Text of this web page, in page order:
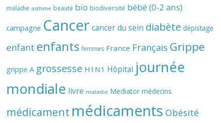
maladie asthme beauté bio biodiversité bébé (0-2 ans)
campagne Cancer cancer du sein diabète dépistage
enfant enfants femmes France Français Grippe
grippe A grossesse H1N1 Hôpital journée
mondiale livre maladie Mediator médecins
médicament médicaments Obésité